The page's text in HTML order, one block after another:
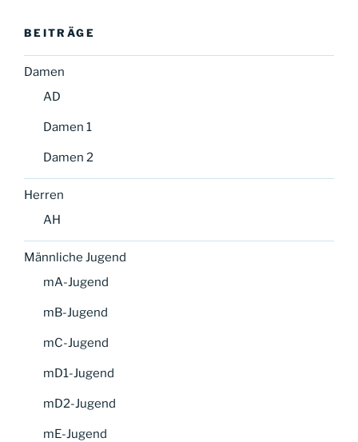
BEITRÄGE
Damen
AD
Damen 1
Damen 2
Herren
AH
Männliche Jugend
mA-Jugend
mB-Jugend
mC-Jugend
mD1-Jugend
mD2-Jugend
mE-Jugend